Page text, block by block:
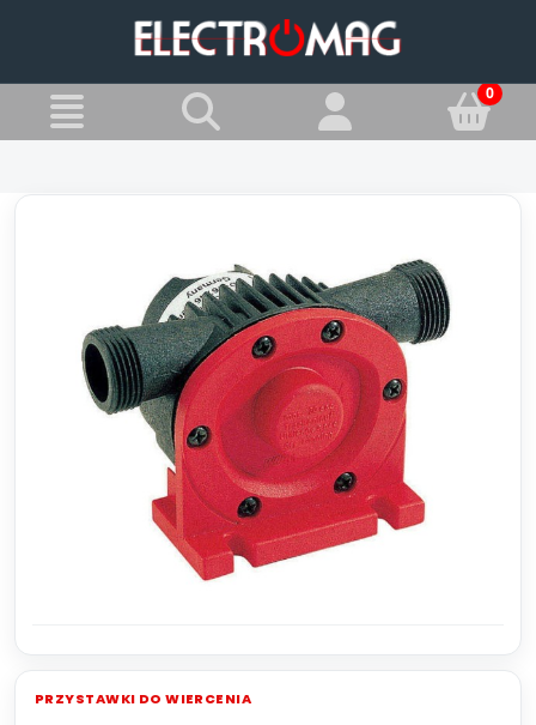
Przystawki do wiercenia
PRZYSTAWKI DO WIERCENIA